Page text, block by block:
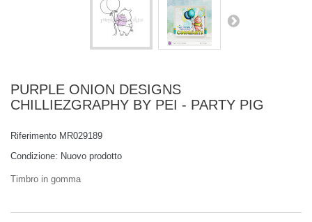
PURPLE ONION DESIGNS
CHILLIEZGRAPHY BY PEI - PARTY PIG
Riferimento MR029189
Condizione: Nuovo prodotto
Timbro in gomma